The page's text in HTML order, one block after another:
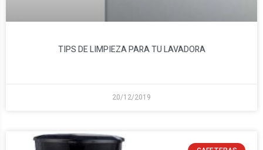
TIPS DE LIMPIEZA PARA TU LAVADORA
20/12/2019